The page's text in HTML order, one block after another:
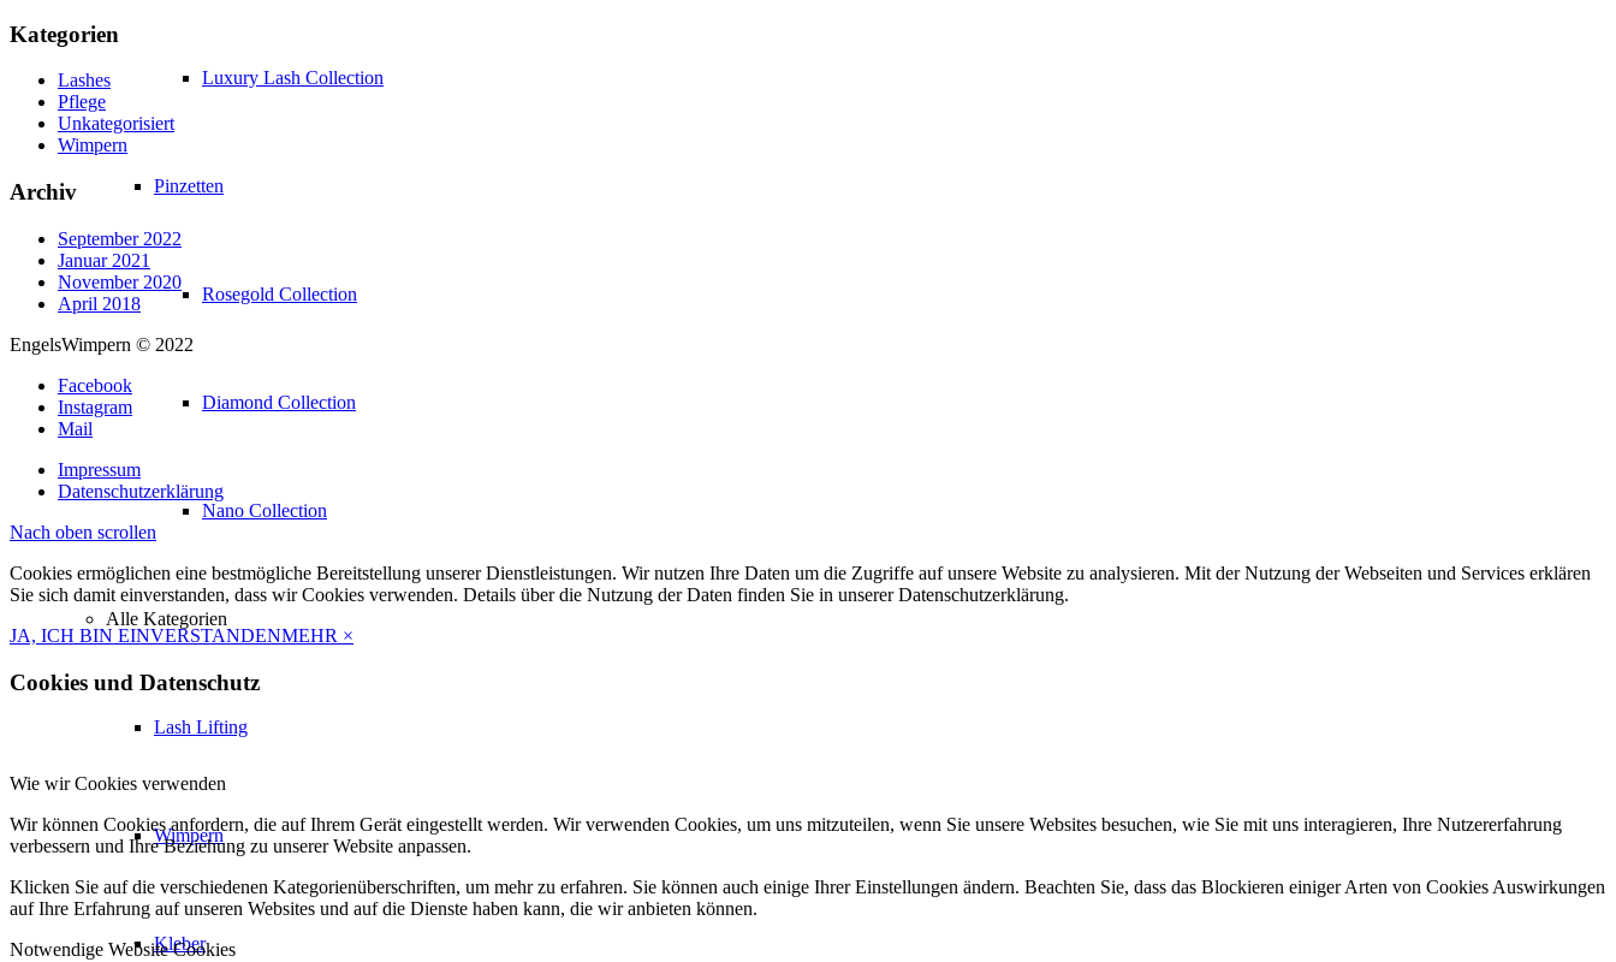
Luxury Lash Collection
Pinzetten
Rosegold Collection
Diamond Collection
Nano Collection
Alle Kategorien
Lash Lifting
Wimpern
Kleber
Kategorien
Lashes
Pflege
Unkategorisiert
Wimpern
Archiv
September 2022
Januar 2021
November 2020
April 2018
EngelsWimpern © 2022
Facebook
Instagram
Mail
Impressum
Datenschutzerklärung
Nach oben scrollen
Cookies ermöglichen eine bestmögliche Bereitstellung unserer Dienstleistungen. Wir nutzen Ihre Daten um die Zugriffe auf unsere Website zu analysieren. Mit der Nutzung der Webseiten und Services erklären
Sie sich damit einverstanden, dass wir Cookies verwenden. Details über die Nutzung der Daten finden Sie in unserer Datenschutzerklärung.
JA, ICH BIN EINVERSTANDENMEHR ×
Cookies und Datenschutz
Wie wir Cookies verwenden
Wir können Cookies anfordern, die auf Ihrem Gerät eingestellt werden. Wir verwenden Cookies, um uns mitzuteilen, wenn Sie unsere Websites besuchen, wie Sie mit uns interagieren, Ihre Nutzererfahrung
verbessern und Ihre Beziehung zu unserer Website anpassen.
Klicken Sie auf die verschiedenen Kategorienüberschriften, um mehr zu erfahren. Sie können auch einige Ihrer Einstellungen ändern. Beachten Sie, dass das Blockieren einiger Arten von Cookies Auswirkungen
auf Ihre Erfahrung auf unseren Websites und auf die Dienste haben kann, die wir anbieten können.
Notwendige Website Cookies